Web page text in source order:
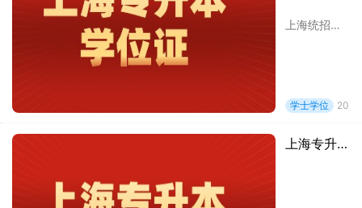
上海统招专升本与高考直接考上的本科学位证一样吗?今天就带大家了解一下，统招专升本与普通本科之间，关于学位证到底有哪些区别。
学士学位
上海专升本学位证的那些事！确实很重要！